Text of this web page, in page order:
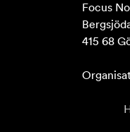
Focus
415 68